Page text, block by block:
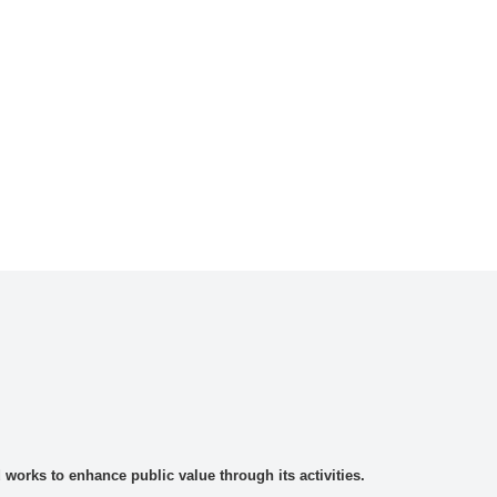
to enhance public value through its activities.